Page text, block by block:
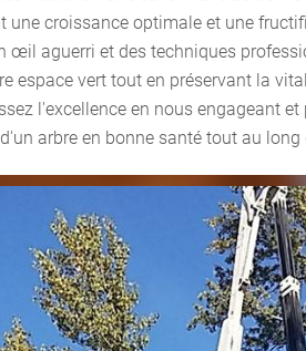
une croissance optimale et une
œil aguerri et des techniques
espace vert tout en préservant la
l'excellence en nous engageant et
arbre en bonne santé tout au long